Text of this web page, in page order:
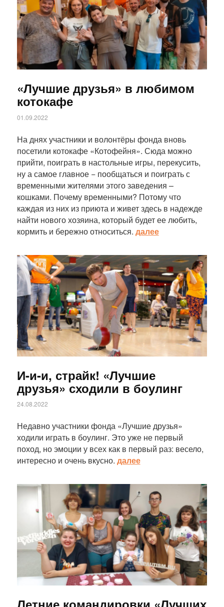
«Лучшие друзья» в любимом
котокафе
01.09.2022
На днях участники и волонтёры фонда вновь
посетили котокафе «Котофейня». Сюда можно
прийти, поиграть в настольные игры, перекусить,
ну а самое главное − пообщаться и поиграть с
временными жителями этого заведения –
кошками. Почему временными? Потому что
каждая из них из приюта и живет здесь в надежде
найти нового хозяина, который будет ее любить,
кормить и бережно относиться. далее
Статья
И-и-и, страйк! «Лучшие
друзья» сходили в боулинг
24.08.2022
Недавно участники фонда «Лучшие друзья»
ходили играть в боулинг. Это уже не первый
поход, но эмоции у всех как в первый раз: весело,
интересно и очень вкусно. далее
Статья